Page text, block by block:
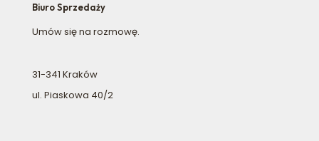
Biuro Sprzedaży
Umów się na rozmowę.
31-341 Kraków
ul. Piaskowa 40/2